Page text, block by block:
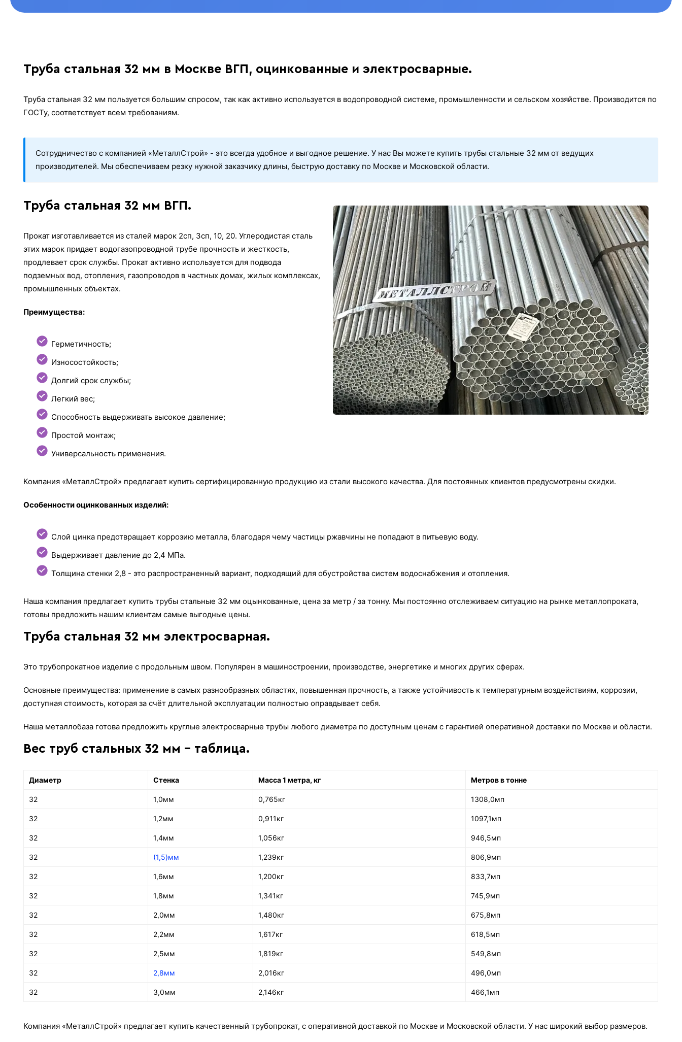
Труба стальная 32 мм в Москве ВГП, оцинкованные и электросварные.
Труба стальная 32 мм пользуется большим спросом, так как активно используется в водопроводной системе, промышленности и сельском хозяйстве. Производится по
ГОСТу, соответствует всем требованиям.
Сотрудничество с компанией «МеталлСтрой» - это всегда удобное и выгодное решение. У нас Вы можете купить трубы стальные 32 мм от ведущих
производителей. Мы обеспечиваем резку нужной заказчику длины, быструю доставку по Москве и Московской области.
Труба стальная 32 мм ВГП.
Прокат изготавливается из сталей марок 2сп, 3сп, 10, 20. Углеродистая сталь
этих марок придает водогазопроводной трубе прочность и жесткость,
продлевает срок службы. Прокат активно используется для подвода
подземных вод, отопления, газопроводов в частных домах, жилых комплексах,
промышленных объектах.
Преимущества:
Герметичность;
Износостойкость;
Долгий срок службы;
Легкий вес;
Способность выдерживать высокое давление;
Простой монтаж;
Универсальность применения.
Компания «МеталлСтрой» предлагает купить сертифицированную продукцию из стали высокого качества. Для постоянных клиентов предусмотрены скидки.
Особенности оцинкованных изделий:
Слой цинка предотвращает коррозию металла, благодаря чему частицы ржавчины не попадают в питьевую воду.
Выдерживает давление до 2,4 МПа.
Толщина стенки 2,8 - это распространенный вариант, подходящий для обустройства систем водоснабжения и отопления.
Наша компания предлагает купить трубы стальные 32 мм оцынкованные, цена за метр / за тонну. Мы постоянно отслеживаем ситуацию на рынке металлопроката,
готовы предложить нашим клиентам самые выгодные цены.
Труба стальная 32 мм электросварная.
Это трубопрокатное изделие с продольным швом. Популярен в машиностроении, производстве, энергетике и многих других сферах.
Основные преимущества: применение в самых разнообразных областях, повышенная прочность, а также устойчивость к температурным воздействиям, коррозии,
доступная стоимость, которая за счёт длительной эксплуатации полностью оправдывает себя.
Наша металлобаза готова предложить круглые электросварные трубы любого диаметра по доступным ценам с гарантией оперативной доставки по Москве и области.
Вес труб стальных 32 мм - таблица.
Диаметр Стенка Масса 1 метра, кг Метров в тонне
32 1,0мм 0,765кг 1308,0мп
32 1,2мм 0,911кг 1097,1мп
32 1,4мм 1,056кг 946,5мп
32 (1,5)мм 1,239кг 806,9мп
32 1,6мм 1,200кг 833,7мп
32 1,8мм 1,341кг 745,9мп
32 2,0мм 1,480кг 675,8мп
32 2,2мм 1,617кг 618,5мп
32 2,5мм 1,819кг 549,8мп
32 2,8мм 2,016кг 496,0мп
32 3,0мм 2,146кг 466,1мп
Компания «МеталлСтрой» предлагает купить качественный трубопрокат, с оперативной доставкой по Москве и Московской области. У нас широкий выбор размеров.